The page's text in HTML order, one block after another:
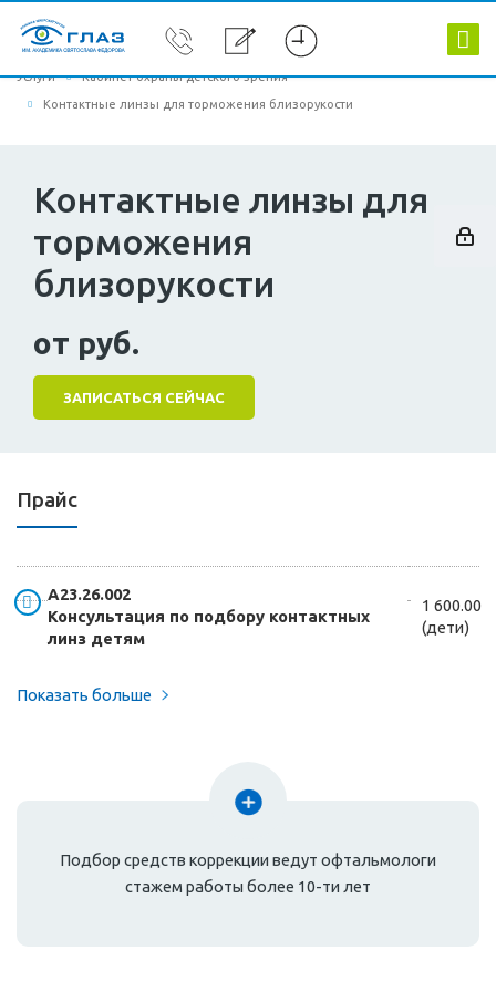
Услуги Кабинет охраны детского зрения
Контактные линзы для торможения близорукости
Контактные линзы для
торможения
близорукости
от руб.
ЗАПИСАТЬСЯ СЕЙЧАС
Прайс
А23.26.002
Консультация по подбору контактных
линз детям
1 600.00
(дети)
Показать больше
Подбор средств коррекции ведут офтальмологи
стажем работы более 10-ти лет